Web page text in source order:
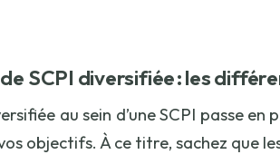
SCPI diversifiée : les
au sein d’une SCPI passe
objectifs. À ce titre, sachez que